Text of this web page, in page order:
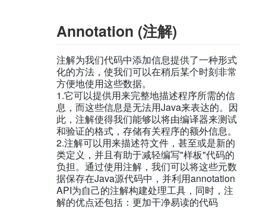
Annotation (注解)
注解为我们代码中添加信息提供了一种形式
化的方法，使我们可以在稍后某个时刻非常
方便地使用这些数据。
1.它可以提供用来完整地描述程序所需的信
息，而这些信息是无法用Java来表达的。因
此，注解使得我们能够以将由编译器来测试
和验证的格式，存储有关程序的额外信息。
2.注解可以用来描述符文件，甚至或是新的
类定义，并且有助于减轻编写"样板"代码的
负担。通过使用注解，我们可以将这些元数
据保存在Java源代码中，并利用annotation
API为自己的注解构建处理工具，同时，注
解的优点还包括：更加干净易读的代码